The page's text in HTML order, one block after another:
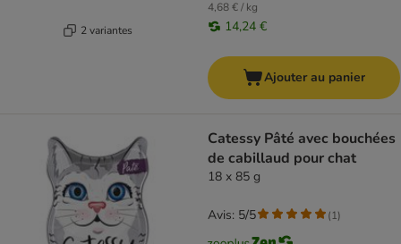
2 variantes
4,68 € / kg
14,24 €
Ajouter au panier
Catessy Pâté avec bouchées
de cabillaud pour chat
18 x 85 g
Avis: 5/5 (1)